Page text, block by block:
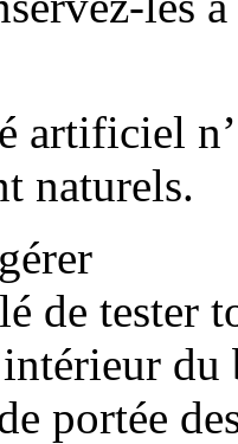
artificiel
naturels.
de tester
portée